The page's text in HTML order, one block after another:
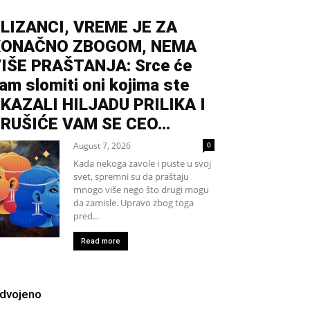
VREME JE ZA
ZBOGOM, NEMA
PRAŠTANJA: Srce će
slomiti oni kojima ste
HILJADU PRILIKA I
VAM SE CEO...
August 7, 2026 0
Kada nekoga zavole i puste u svoj
svet, spremni su da praštaju
mnogo više nego što drugi mogu
da zamisle. Upravo zbog toga
pred...
Read more